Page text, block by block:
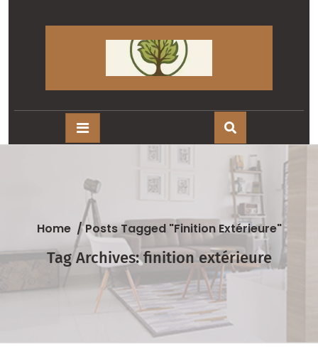
Home/Posts Tagged "finition Extérieure"
Tag Archives: finition extérieure